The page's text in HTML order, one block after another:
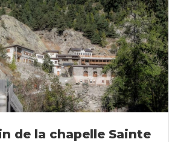
de la chapelle Sainte